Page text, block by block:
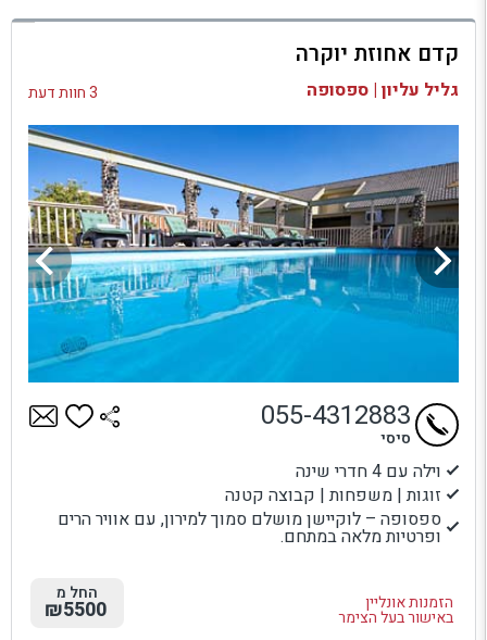
למתחם זה
בדיקת זמינות ומחירים
קדם אחוזת יוקרה
גליל עליון | ספסופה 3 חוות דעת
וילה עם 4 חדרי שינה
זוגות | משפחות | קבוצה קטנה
ספסופה – לוקיישן מושלם סמוך למירון, עם אוויר הרים
ופרטיות מלאה במתחם.
הזמנות אונליין
באישור בעל הצימר
055-4312883
סיסי
החל מ
₪5500